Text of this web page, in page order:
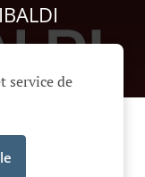
service de